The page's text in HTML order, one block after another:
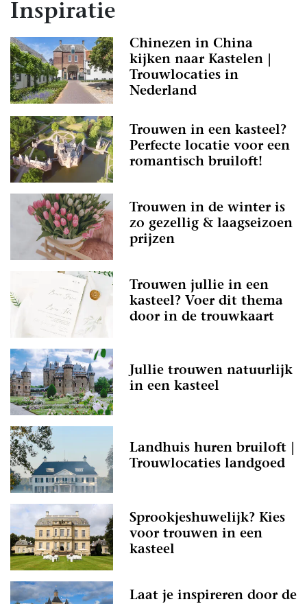
Inspiratie
Chinezen in China
kijken naar Kastelen |
Trouwlocaties in
Nederland
Trouwen in een kasteel?
Perfecte locatie voor een
romantisch bruiloft!
Trouwen in de winter is
zo gezellig & laagseizoen
prijzen
Trouwen jullie in een
kasteel? Voer dit thema
door in de trouwkaart
Jullie trouwen natuurlijk
in een kasteel
Landhuis huren bruiloft |
Trouwlocaties landgoed
Sprookjeshuwelijk? Kies
voor trouwen in een
kasteel
Laat je inspireren door de